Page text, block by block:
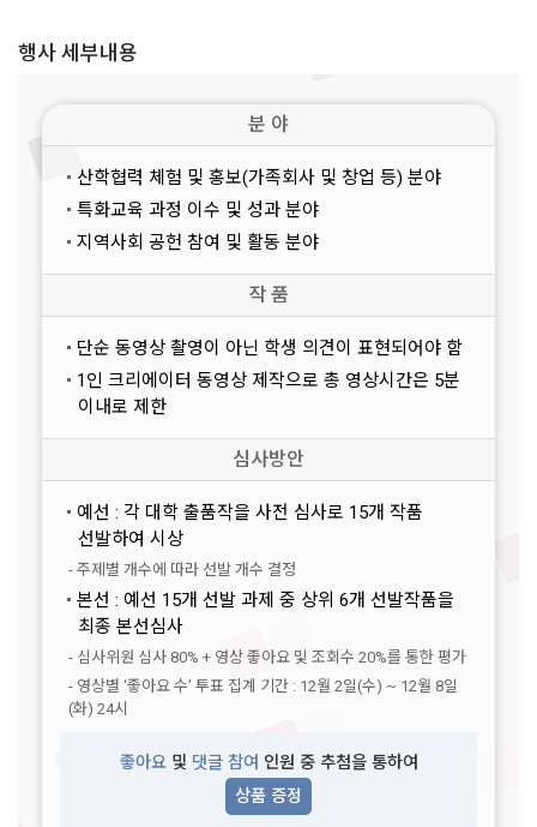
행사 세부내용
분 야
산학협력 체험 및 홍보(가족회사 및 창업 등) 분야
특화교육 과정 이수 및 성과 분야
지역사회 공헌 참여 및 활동 분야
작 품
단순 동영상 촬영이 아닌 학생 의견이 표현되어야 함
1인 크리에이터 동영상 제작으로 총 영상시간은 5분
이내로 제한
심사방안
예선 : 각 대학 출품작을 사전 심사로 15개 작품
선발하여 시상
- 주제별 개수에 따라 선발 개수 결정
본선 : 예선 15개 선발 과제 중 상위 6개 선발작품을
최종 본선심사
- 심사위원 심사 80% + 영상 좋아요 및 조회수 20%를 통한 평가
- 영상별 ‘좋아요 수’ 투표 집계 기간 : 12월 2일(수) ~ 12월 8일
(화) 24시
좋아요및 댓글 참여 인원 중 추첨을 통하여
상품 증정